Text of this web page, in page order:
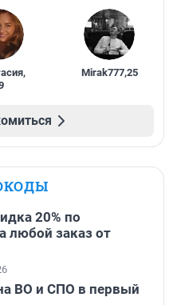
,
Mirak777,25
20% по
любой заказ от
ВО и СПО в первый